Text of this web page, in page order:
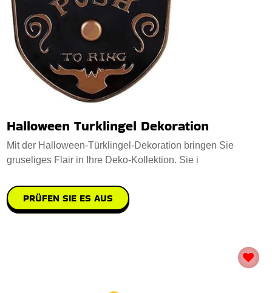
Halloween Turklingel Dekoration
Mit der Halloween-Türklingel-Dekoration bringen Sie
gruseliges Flair in Ihre Deko-Kollektion. Sie i
PRÜFEN SIE ES AUS